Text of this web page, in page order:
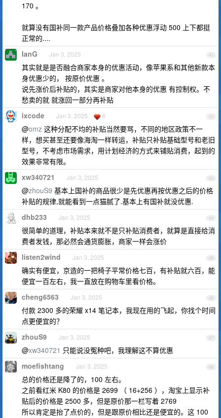
170 。
就算没有国补同一款产品价格叠加各种优惠浮动 500 上下都挺
正常的....
41
IanG Jan 3, 2025
其实就是是否融合商家本身的优惠活动，像苹果系和其他新款本
身优惠少的， 按原价优惠 。
说先涨价后补贴的，其实是商家对他本身的优惠 有控制权。不
愁卖的就 就涨回一部分再补贴
42
ixcode Jan 3, 2025 6
@omz 这种分配不均的补贴当然要骂，不同的地区政策不一
样，想买甚至还要像海淘一样转运，补贴只补贴基础型号和老旧
型号，不考虑市场需求，用计划经济的方式来铺贴消费，起到的
效果非常有限。
43
xw340721 Jan 3, 2025
@zhouS9 基本上国补的商品很少是先优惠再按优惠之后的价格
补贴的规律,就能看到一点猫腻了.基本上有国补就没优惠.
44
dhb233 Jan 3, 2025
很简单的道理，补贴本来就不是只补贴消费者，就算是直接给消
费者发钱，那必然会通货膨胀，商家一样会涨价
45
listen2wind Jan 3, 2025
确实有便宜，京造的一把椅子平常价格七百，有补贴就六百，能
便宜一百左右，我一直放在购物车里看价格。
46
cheng6563 Jan 3, 2025
付款 2300 多的荣耀 x14 笔记本，我现在用的飞起，你找个时间
点更便宜的？
47
zhouS9 Jan 3, 2025
@xw340721 只能说没冤种吧，我理解这不算优惠
48
moefishtang Jan 3, 2025
总的价格还是降了的，100 左右。
之前看红米 K80 的价格是 2699 （ 16+256 ），淘宝上显示补
贴后的价格是 2500 多，但是原价那一栏写着 2769
所以肯定是抬了点价的，但是跟原价相比还是便宜的。这 100